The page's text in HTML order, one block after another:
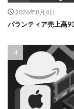
2026年8月4日
パランティア売上高